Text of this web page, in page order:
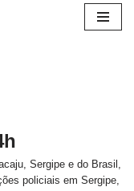
Sergipe e do Brasil,
policiais em Sergipe,